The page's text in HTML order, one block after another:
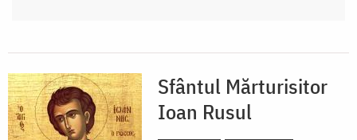
Sfântul Mărturisitor
Ioan Rusul